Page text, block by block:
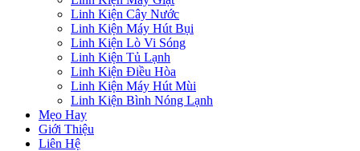
Linh Kiện Cây Nước
Linh Kiện Máy Hút Bụi
Linh Kiện Lò Vi Sóng
Linh Kiện Tủ Lạnh
Linh Kiện Điều Hòa
Linh Kiện Máy Hút Mùi
Linh Kiện Bình Nóng Lạnh
Mẹo Hay
Giới Thiệu
Liên Hệ